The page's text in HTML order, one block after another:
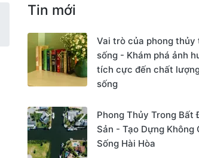
Tin mới
Vai trò của phong thủy
sống - Khám phá ảnh
tích cực đến chất
sống
Phong Thủy Trong Bất
Sản - Tạo Dựng Không
Sống Hài Hòa